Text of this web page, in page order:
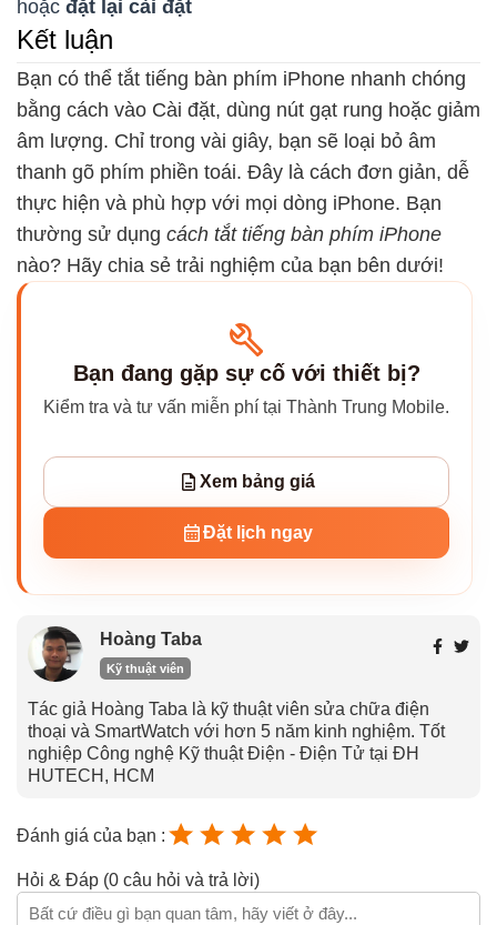
hoặc đặt lại cài đặt
Kết luận
Bạn có thể tắt tiếng bàn phím iPhone nhanh chóng
bằng cách vào Cài đặt, dùng nút gạt rung hoặc giảm
âm lượng. Chỉ trong vài giây, bạn sẽ loại bỏ âm
thanh gõ phím phiền toái. Đây là cách đơn giản, dễ
thực hiện và phù hợp với mọi dòng iPhone. Bạn
thường sử dụng cách tắt tiếng bàn phím iPhone
nào? Hãy chia sẻ trải nghiệm của bạn bên dưới!
Bạn đang gặp sự cố với thiết bị?
Kiểm tra và tư vấn miễn phí tại Thành Trung Mobile.
Xem bảng giá
Đặt lịch ngay
Hoàng Taba
Kỹ thuật viên
Tác giả Hoàng Taba là kỹ thuật viên sửa chữa điện
thoại và SmartWatch với hơn 5 năm kinh nghiệm. Tốt
nghiệp Công nghệ Kỹ thuật Điện - Điện Tử tại ĐH
HUTECH, HCM
Đánh giá của bạn :
Hỏi & Đáp (0 câu hỏi và trả lời)